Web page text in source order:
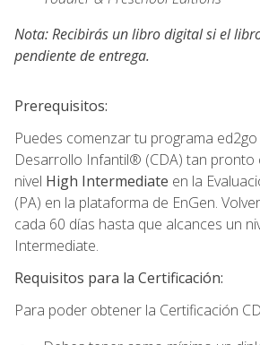
Nota: Recibirás un libro digital si el
pendiente de entrega.
Prerequisitos:
Puedes comenzar tu programa
Desarrollo Infantil® (CDA) tan pronto
nivel High Intermediate en la
(PA) en la plataforma de EnGen.
cada 60 días hasta que alcances un
Intermediate.
Requisitos para la Certificación:
Para poder obtener la Certificación